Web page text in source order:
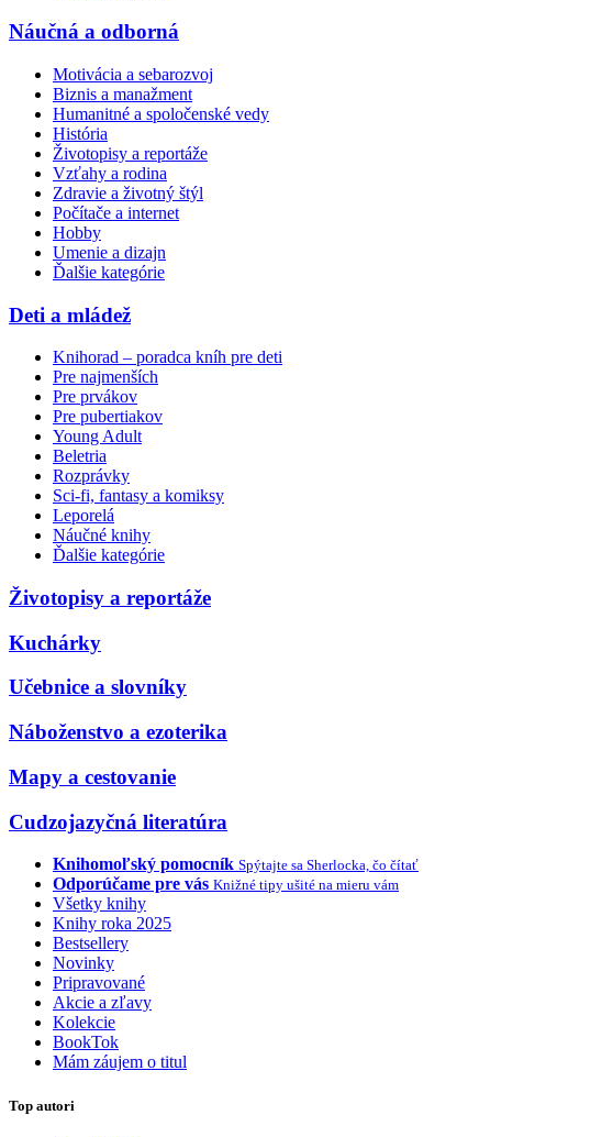
Náučná a odborná
Motivácia a sebarozvoj
Biznis a manažment
Humanitné a spoločenské vedy
História
Životopisy a reportáže
Vzťahy a rodina
Zdravie a životný štýl
Počítače a internet
Hobby
Umenie a dizajn
Ďalšie kategórie
Deti a mládež
Knihorad – poradca kníh pre deti
Pre najmenších
Pre prvákov
Pre pubertiakov
Young Adult
Beletria
Rozprávky
Sci-fi, fantasy a komiksy
Leporelá
Náučné knihy
Ďalšie kategórie
Životopisy a reportáže
Kuchárky
Učebnice a slovníky
Náboženstvo a ezoterika
Mapy a cestovanie
Cudzojazyčná literatúra
Knihomoľský pomocník Spýtajte sa Sherlocka, čo čítať
Odporúčame pre vás Knižné tipy ušité na mieru vám
Všetky knihy
Knihy roka 2025
Bestsellery
Novinky
Pripravované
Akcie a zľavy
Kolekcie
BookTok
Mám záujem o titul
Top autori